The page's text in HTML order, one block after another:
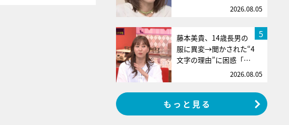
2026.08.05
5
藤本美貴、14歳長男の
服に異変→聞かされた“4
文字の理由”に困惑「…
2026.08.05
もっと見る